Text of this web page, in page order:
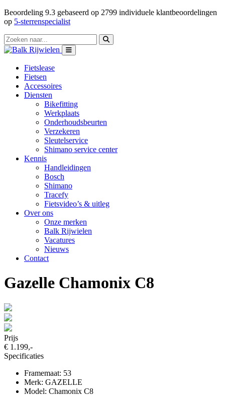
Beoordeling 9.3 gebaseerd op 2799 individuele klantbeoordelingen
op 5-sterrenspecialist
Fietslease
Fietsen
Accessoires
Diensten
Bikefitting
Werkplaats
Onderhoudsbeurten
Verzekeren
Sleutelservice
Shimano service center
Kennis
Handleidingen
Bosch
Shimano
Tracefy
Fietsvideo’s & uitleg
Over ons
Onze merken
Balk Rijwielen
Vacatures
Nieuws
Contact
Gazelle Chamonix C8
Prijs
€ 1.199,-
Specificaties
Framemaat: 53
Merk: GAZELLE
Model: Chamonix C8